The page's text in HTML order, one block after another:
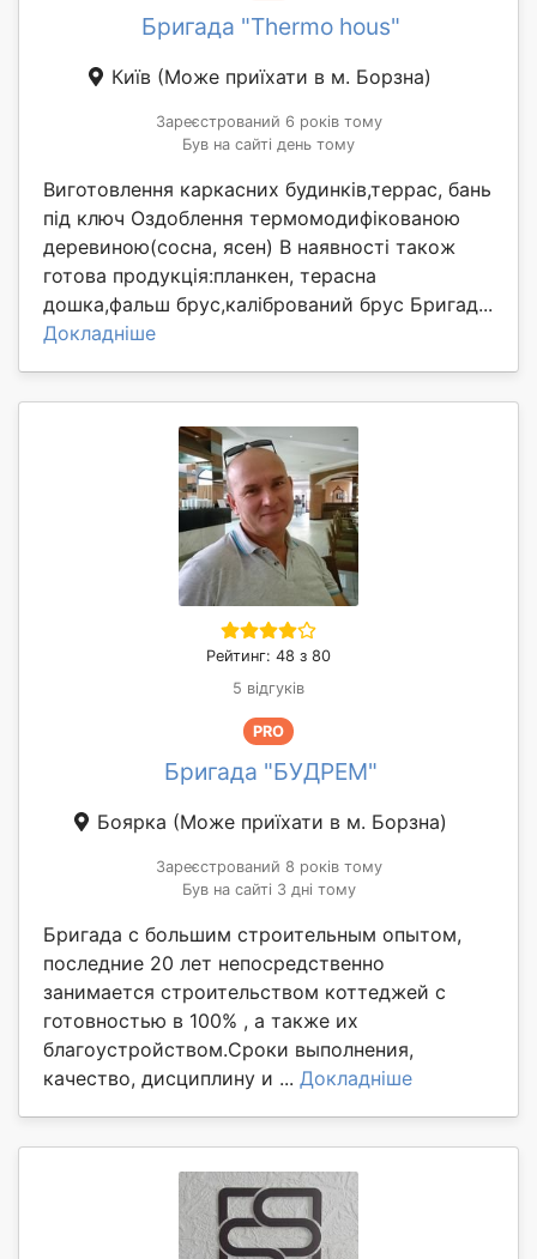
Бригада "Thermo hous"
Київ (Може приїхати в м. Борзна)
Зареєстрований 6 років тому
Був на сайті день тому
Виготовлення каркасних будинків,террас, бань
під ключ Оздоблення термомодифікованою
деревиною(сосна, ясен) В наявності також
готова продукція:планкен, терасна
дошка,фальш брус,калібрований брус Бригад...
Докладніше
Рейтинг: 48 з 80
5 відгуків
PRO
Бригада "БУДРЕМ"
Боярка (Може приїхати в м. Борзна)
Зареєстрований 8 років тому
Був на сайті 3 дні тому
Бригада с большим строительным опытом,
последние 20 лет непосредственно
занимается строительством коттеджей с
готовностью в 100% , а также их
благоустройством.Сроки выполнения,
качество, дисциплину и ... Докладніше